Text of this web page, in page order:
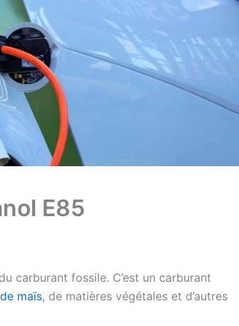
E85
carburant fossile. C’est un carburant
maïs, de matières végétales et d’autres